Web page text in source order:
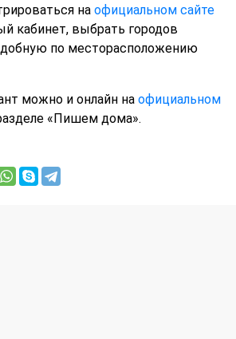
на официальном сайте
кабинет, выбрать городов
по месторасположению
можно и онлайн наофициальном
«Пишем дома».